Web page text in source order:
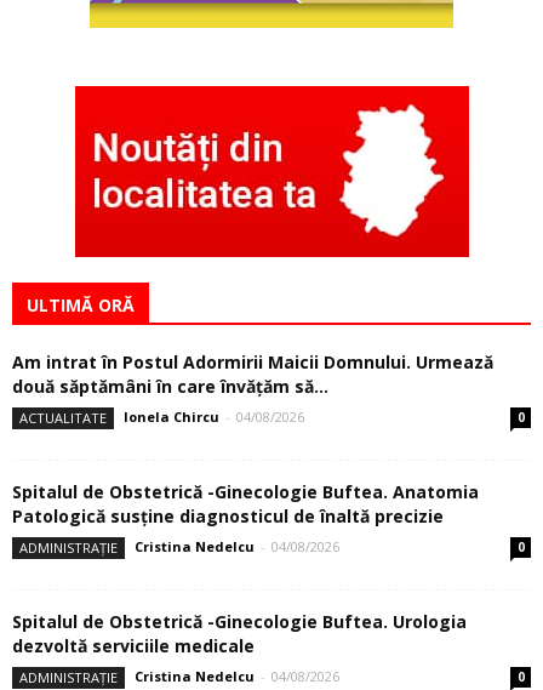
ULTIMĂ ORĂ
Am intrat în Postul Adormirii Maicii Domnului. Urmează
două săptămâni în care învăţăm să...
ACTUALITATE Ionela Chircu - 04/08/2026 0
Spitalul de Obstetrică -Ginecologie Buftea. Anatomia
Patologică susţine diagnosticul de înaltă precizie
ADMINISTRAȚIE Cristina Nedelcu - 04/08/2026 0
Spitalul de Obstetrică -Ginecologie Buftea. Urologia
dezvoltă serviciile medicale
ADMINISTRAȚIE Cristina Nedelcu - 04/08/2026 0